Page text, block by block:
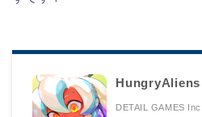
HungryAliens
DETAIL GAMES Inc.